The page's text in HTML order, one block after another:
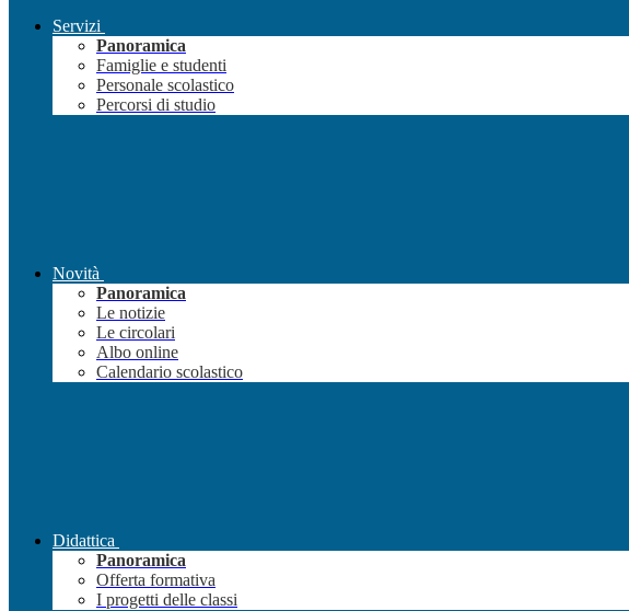
Servizi
Panoramica
Famiglie e studenti
Personale scolastico
Percorsi di studio
Novità
Panoramica
Le notizie
Le circolari
Albo online
Calendario scolastico
Didattica
Panoramica
Offerta formativa
I progetti delle classi